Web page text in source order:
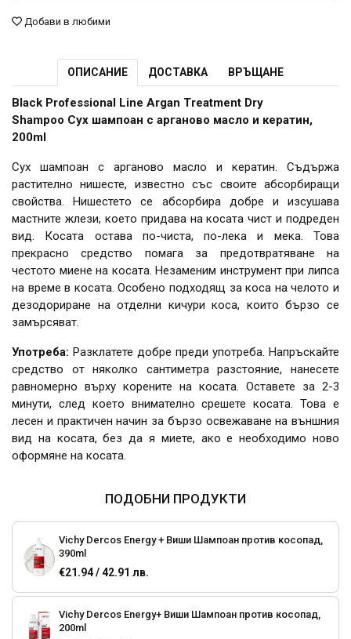
Добави в любими
ПОДОБНИ ПРОДУКТИ
Vichy Dercos Energy + Виши Шампоан против косопад,
390ml
€21.94 / 42.91 лв.
Vichy Dercos Energy+ Виши Шампоан против косопад,
200ml
ОПИСАНИЕ ДОСТАВКА ВРЪЩАНЕ
Black Professional Line Argan Treatment Dry
Shampoo Сух шампоан с арганово масло и кератин,
200ml
Сух шампоан с арганово масло и кератин. Съдържа
растително нишесте, известно със своите абсорбиращи
свойства. Нишестето се абсорбира добре и изсушава
мастните жлези, което придава на косата чист и подреден
вид. Косата остава по-чиста, по-лека и мека. Това
прекрасно средство помага за предотвратяване на
честото миене на косата. Незаменим инструмент при липса
на време в косата. Особено подходящ за коса на челото и
дезодориране на отделни кичури коса, които бързо се
замърсяват.
Употреба: Разклатете добре преди употреба. Напръскайте
средство от няколко сантиметра разстояние, нанесете
равномерно върху корените на косата. Оставете за 2-3
минути, след което внимателно срешете косата. Това е
лесен и практичен начин за бързо освежаване на външния
вид на косата, без да я миете, ако е необходимо ново
оформяне на косата.